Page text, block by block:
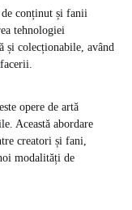
conținut și fanii
tehnologiei
și colecționabile, având
opere de artă
Această abordare
creatori și fani,
modalități de